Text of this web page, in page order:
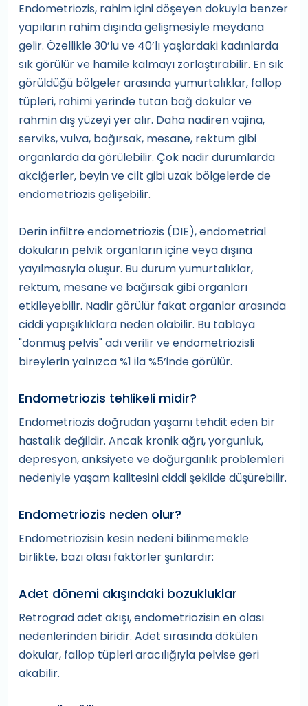
Endometriozis, rahim içini döşeyen dokuyla benzer
yapıların rahim dışında gelişmesiyle meydana
gelir. Özellikle 30’lu ve 40’lı yaşlardaki kadınlarda
sık görülür ve hamile kalmayı zorlaştırabilir. En sık
görüldüğü bölgeler arasında yumurtalıklar, fallop
tüpleri, rahimi yerinde tutan bağ dokular ve
rahmin dış yüzeyi yer alır. Daha nadiren vajina,
serviks, vulva, bağırsak, mesane, rektum gibi
organlarda da görülebilir. Çok nadir durumlarda
akciğerler, beyin ve cilt gibi uzak bölgelerde de
endometriozis gelişebilir.
Derin infiltre endometriozis (DIE), endometrial
dokuların pelvik organların içine veya dışına
yayılmasıyla oluşur. Bu durum yumurtalıklar,
rektum, mesane ve bağırsak gibi organları
etkileyebilir. Nadir görülür fakat organlar arasında
ciddi yapışıklıklara neden olabilir. Bu tabloya
"donmuş pelvis" adı verilir ve endometriozisli
bireylerin yalnızca %1 ila %5’inde görülür.
Endometriozis tehlikeli midir?
Endometriozis doğrudan yaşamı tehdit eden bir
hastalık değildir. Ancak kronik ağrı, yorgunluk,
depresyon, anksiyete ve doğurganlık problemleri
nedeniyle yaşam kalitesini ciddi şekilde düşürebilir.
Endometriozis neden olur?
Endometriozisin kesin nedeni bilinmemekle
birlikte, bazı olası faktörler şunlardır:
Adet dönemi akışındaki bozukluklar
Retrograd adet akışı, endometriozisin en olası
nedenlerinden biridir. Adet sırasında dökülen
dokular, fallop tüpleri aracılığıyla pelvise geri
akabilir.